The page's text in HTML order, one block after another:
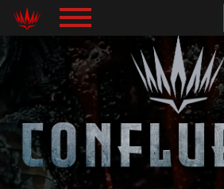
Panneau de gestion des cookies